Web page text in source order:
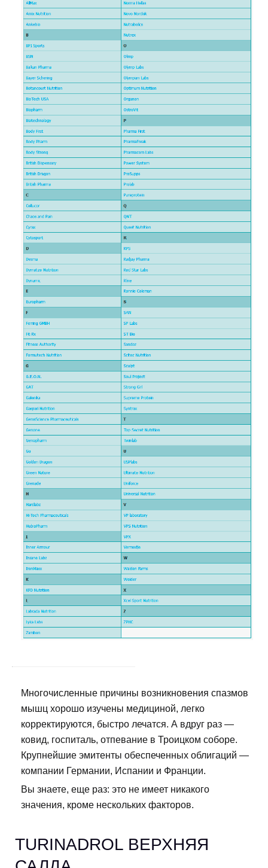
Многочисленные причины возникновения спазмов
мышц хорошо изучены медициной, легко
корректируются, быстро лечатся. А вдруг раз —
ковид, госпиталь, отпевание в Троицком соборе.
Крупнейшие эмитенты обеспеченных облигаций —
компании Германии, Испании и Франции.
Вы знаете, еще раз: это не имеет никакого
значения, кроме нескольких факторов.
TURINADROL ВЕРХНЯЯ